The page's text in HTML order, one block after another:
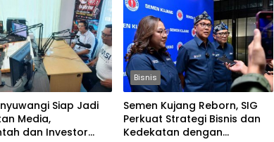
Siap Jadi
Media,
dan Investor
Bisnis
Semen Kujang Reborn, SIG
Perkuat Strategi Bisnis dan
Kedekatan dengan